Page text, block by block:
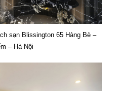
sạn Blissington 65 Hàng Bè –
– Hà Nội